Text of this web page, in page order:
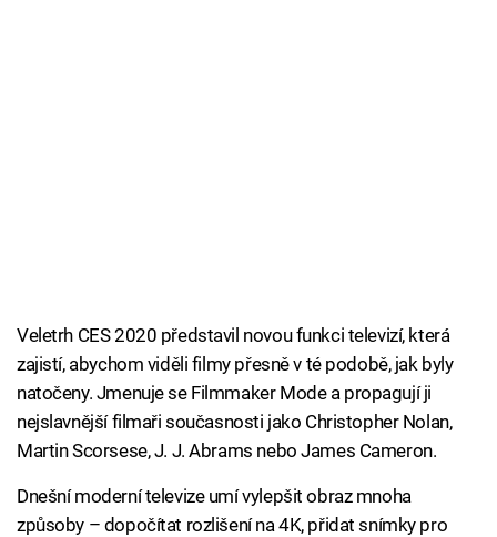
Veletrh CES 2020 představil novou funkci televizí, která
zajistí, abychom viděli filmy přesně v té podobě, jak byly
natočeny. Jmenuje se Filmmaker Mode a propagují ji
nejslavnější filmaři současnosti jako Christopher Nolan,
Martin Scorsese, J. J. Abrams nebo James Cameron.
Dnešní moderní televize umí vylepšit obraz mnoha
způsoby – dopočítat rozlišení na 4K, přidat snímky pro